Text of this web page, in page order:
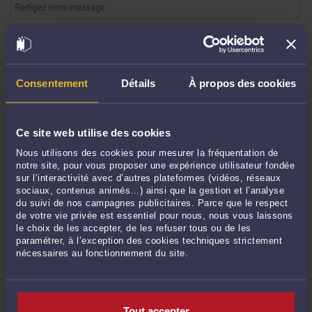
Consentement Détails À propos des cookies
Ce site web utilise des cookies
Nous utilisons des cookies pour mesurer la fréquentation de
notre site, pour vous proposer une expérience utilisateur fondée
sur l’interactivité avec d’autres plateformes (vidéos, réseaux
sociaux, contenus animés…) ainsi que la gestion et l’analyse
du suivi de nos campagnes publicitaires. Parce que le respect
de votre vie privée est essentiel pour nous, nous vous laissons
le choix de les accepter, de les refuser tous ou de les
paramétrer, à l’exception des cookies techniques strictement
nécessaires au fonctionnement du site.
ENVOYER
Pas de contribution, soyez le premier
PRENDRE RDV EN CABINET
CONSULTER PAR VIDÉO